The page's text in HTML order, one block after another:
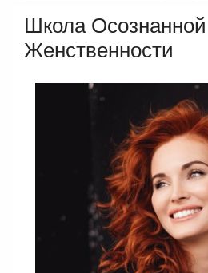
Школа Осознанной
Женственности